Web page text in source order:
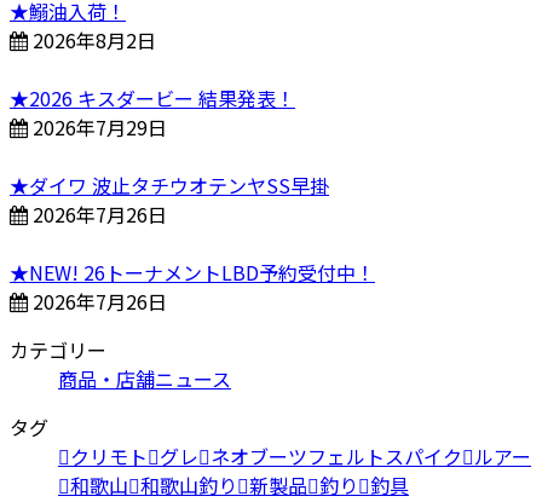
★鰯油入荷！
2026年8月2日
★2026 キスダービー 結果発表！
2026年7月29日
★ダイワ 波止タチウオテンヤSS早掛
2026年7月26日
★NEW! 26トーナメントLBD予約受付中！
2026年7月26日
カテゴリー
商品・店舗ニュース
タグ
クリモト グレ ネオブーツフェルトスパイク ルアー
和歌山 和歌山釣り 新製品 釣り 釣具